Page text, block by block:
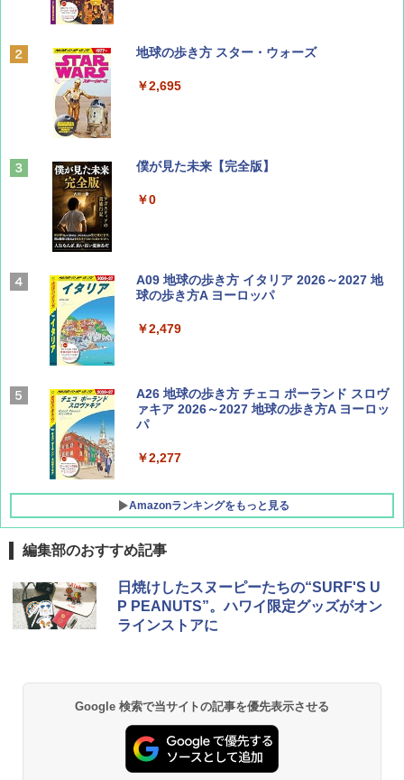
ディズニーファン ２０２６年 ９月号 [雑
山と溪谷 2026年8月号「南アルプス大全」
￥1,540
Coyote No.89 特集 星野道夫 夢見る旅
AIRLINE（エアライン）2026年9月号【特
集】ボーイング110周年を祝して！
地球の歩き方 スター・ウォーズ
￥2,695
僕が見た未来【完全版】
￥0
A09 地球の歩き方 イタリア 2026～2027 地
球の歩き方A ヨーロッパ
￥2,479
A26 地球の歩き方 チェコ ポーランド スロヴ
ァキア 2026～2027 地球の歩き方A ヨーロッ
パ
￥2,277
Amazonランキングをもっと見る
[キャンパーズコレクション 山善] ポップアッ
プテント 傘みたいに広げて畳める パッとサ
ッとサンシェード キューブ フルクローズ メ
ッシュ 簡単設置 ワンタッチテント キャンプ
PYKES PEAK (パイクスピーク) 着替えテン
ト プライバシー テント 【中が透けない】 1
人用 折りたたみ 防災グッズ 災害用トイレ ビ
ーチ ピクニック ポップアップテント 携帯 簡
GRANDOOR ステンレス保冷剤 2個セット 2
026リニューアル 急速冷凍 空間倍増 衛生的
コンパクト 保冷力長持ち
-08EX カーキ ソロキャンプ ポリエステル フ
レーム ドーム型 テント
￥14,800
編集部のおすすめ記事
日焼けしたスヌーピーたちの“SURF'S U
P PEANUTS”。ハワイ限定グッズがオン
ラインストアに
Google 検索で当サイトの記事を優先表示させる